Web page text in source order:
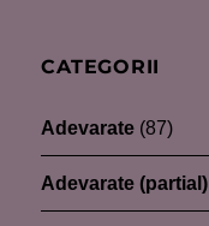
CATEGORII
Adevarate (87)
Adevarate (partial)